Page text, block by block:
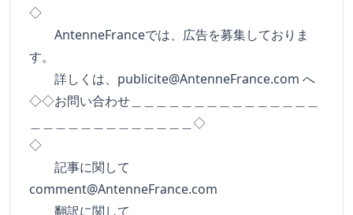
◇
AntenneFranceでは、広告を募集しておりま
す。
詳しくは、 publicite@AntenneFrance.com へ
◇◇お問い合わせ＿＿＿＿＿＿＿＿＿＿＿＿＿＿＿
＿＿＿＿＿＿＿＿＿＿＿＿＿◇
◇
記事に関して
comment@AntenneFrance.com
翻訳に関して